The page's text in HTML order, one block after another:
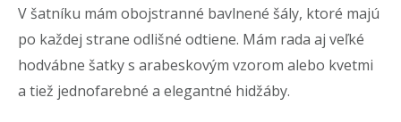
V šatníku mám obojstranné bavlnené šály, ktoré majú
po každej strane odlišné odtiene. Mám rada aj veľké
hodvábne šatky s arabeskovým vzorom alebo kvetmi
a tiež jednofarebné a elegantné hidžáby.